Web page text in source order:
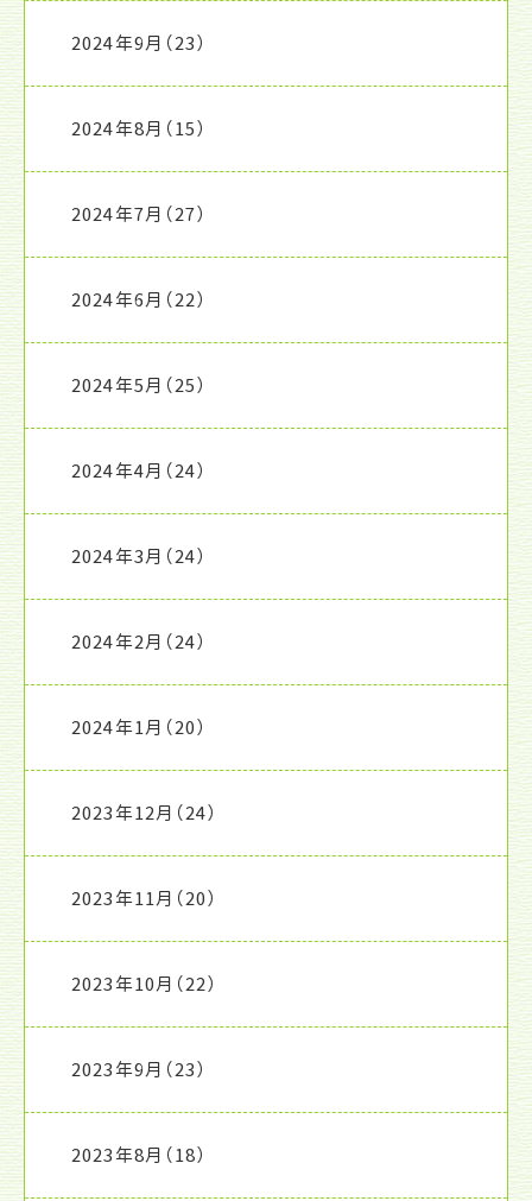
2024年9月 （23）
2024年8月 （15）
2024年7月 （27）
2024年6月 （22）
2024年5月 （25）
2024年4月 （24）
2024年3月 （24）
2024年2月 （24）
2024年1月 （20）
2023年12月 （24）
2023年11月 （20）
2023年10月 （22）
2023年9月 （23）
2023年8月 （18）